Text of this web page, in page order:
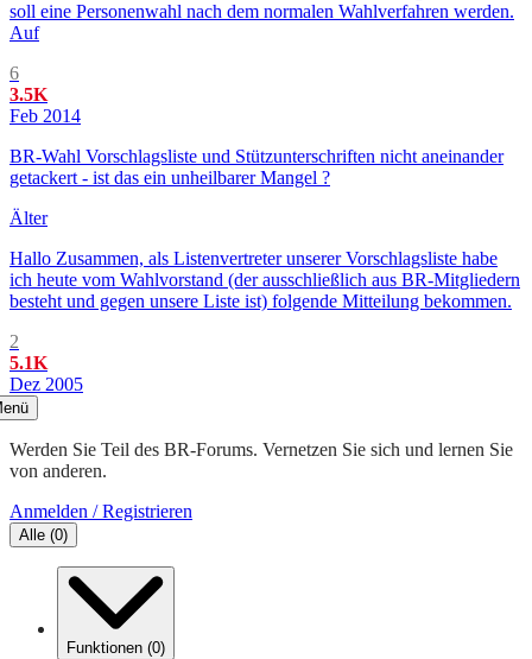
soll eine Personenwahl nach dem normalen Wahlverfahren werden.
Auf
6
3.5K
Feb 2014
BR-Wahl Vorschlagsliste und Stützunterschriften nicht aneinander
getackert - ist das ein unheilbarer Mangel ?
Älter
Hallo Zusammen, als Listenvertreter unserer Vorschlagsliste habe
ich heute vom Wahlvorstand (der ausschließlich aus BR-Mitgliedern
besteht und gegen unsere Liste ist) folgende Mitteilung bekommen.
2
5.1K
Dez 2005
Werden Sie Teil des BR-Forums. Vernetzen Sie sich und lernen Sie
von anderen.
Anmelden / Registrieren
Alle (0)
Funktionen (0)